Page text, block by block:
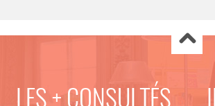
LES + CONSULTÉS